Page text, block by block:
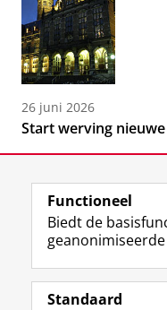
26 juni 2026
Start werving
Volg de
Functioneel
Biedt de
Standaard